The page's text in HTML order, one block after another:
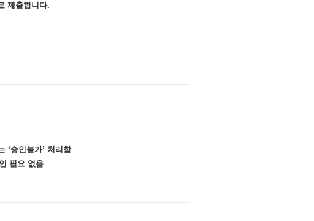
제출합니다.
‘승인불가’ 처리함
필요 없음